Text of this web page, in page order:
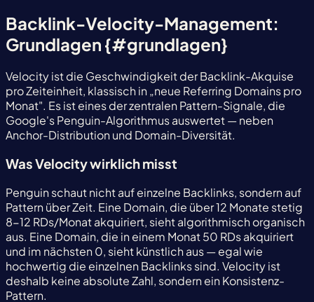
Backlink-Velocity-Management:
Grundlagen {#grundlagen}
Velocity ist die Geschwindigkeit der Backlink-Akquise
pro Zeiteinheit, klassisch in „neue Referring Domains pro
Monat". Es ist eines der zentralen Pattern-Signale, die
Google's Penguin-Algorithmus auswertet — neben
Anchor-Distribution und Domain-Diversität.
Was Velocity wirklich misst
Penguin schaut nicht auf einzelne Backlinks, sondern auf
Pattern über Zeit. Eine Domain, die über 12 Monate stetig
8-12 RDs/Monat akquiriert, sieht algorithmisch organisch
aus. Eine Domain, die in einem Monat 50 RDs akquiriert
und im nächsten 0, sieht künstlich aus — egal wie
hochwertig die einzelnen Backlinks sind. Velocity ist
deshalb keine absolute Zahl, sondern ein Konsistenz-
Pattern.